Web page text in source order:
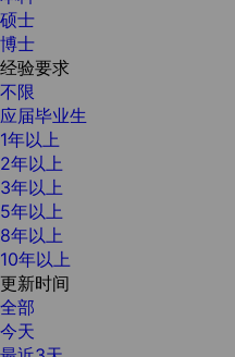
硕士
博士
经验要求
不限
应届毕业生
1年以上
2年以上
3年以上
5年以上
8年以上
10年以上
更新时间
全部
今天